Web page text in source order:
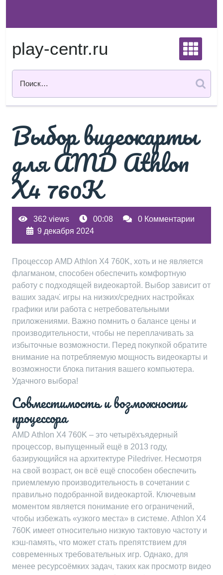
содержимому
play-centr.ru
Выбор видеокарты
для AMD Athlon
X4 760K
362 views 00:08
0 Комментарии
9 декабря 2024
Процессор AMD Athlon X4 760K, хоть и не является
флагманом, способен обеспечить комфортную
работу с подходящей видеокартой. Выбор зависит от
ваших задач⁚ игры на низких/средних настройках
графики или работа с нетребовательными
приложениями. Важно помнить о балансе цены и
производительности, чтобы не переплачивать за
избыточные возможности. Перед покупкой обратите
внимание на потребляемую мощность видеокарты и
возможности блока питания вашего компьютера.
Удачного выбора!
Совместимость и возможности
процессора
AMD Athlon X4 760K – это четырёхъядерный
процессор, выпущенный ещё в 2013 году,
базирующийся на архитектуре Piledriver. Несмотря
на свой возраст, он всё ещё способен обеспечить
приемлемую производительность в сочетании с
правильно подобранной видеокартой. Ключевым
моментом является понимание его ограничений,
чтобы избежать «узкого места» в системе. Athlon X4
760K имеет относительно низкую тактовую частоту и
кэш-память, что может стать препятствием для
современных требовательных игр. Однако, для
менее ресурсоёмких задач, таких как просмотр видео